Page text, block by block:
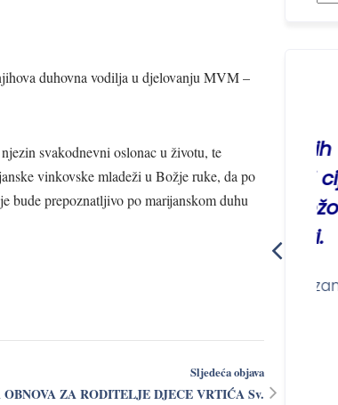
duhovna vodilja u djelovanju MVM –
svakodnevni oslonac u životu, te
vinkovske mladeži u Božje ruke, da po
bude prepoznatljivo po marijanskom duhu
Sljedeća objava
ZA RODITELJE DJECE VRTIĆA Sv.
činimo
ako to
Želio bih
obuhvatiti cijeli
svijet mrežom
ljubavi.
(bl. Frederik Ozanam)